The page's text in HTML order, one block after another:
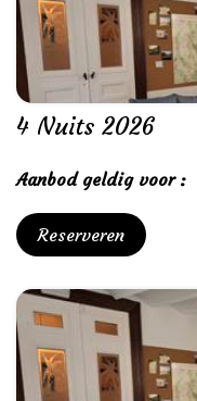
4 Nuits 2026
Aanbod geldig voor :
Reserveren